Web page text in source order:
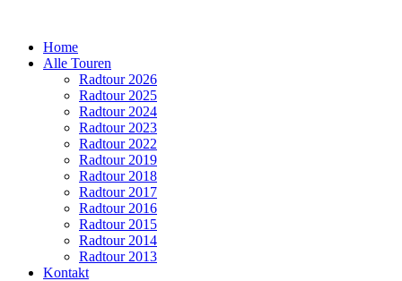
Home
Alle Touren
Radtour 2026
Radtour 2025
Radtour 2024
Radtour 2023
Radtour 2022
Radtour 2019
Radtour 2018
Radtour 2017
Radtour 2016
Radtour 2015
Radtour 2014
Radtour 2013
Kontakt